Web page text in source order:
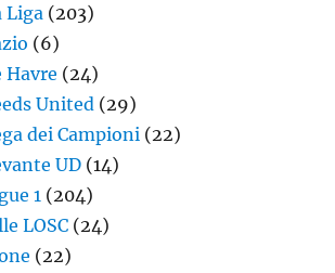
Liga (203)
(6)
(24)
United (29)
dei Campioni (22)
UD (14)
1 (204)
LOSC (24)
(22)